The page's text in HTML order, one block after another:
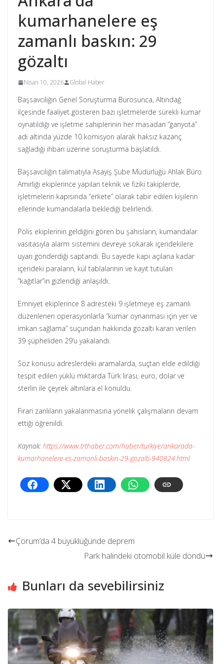
kumarhanelere eş
zamanlı baskın: 29
gözaltı
Nisan 10, 2026 Global Haber
Başsavcılığın Genel Soruşturma Bürosunca, Altındağ
ilçesinde faaliyet gösteren bazı işletmelerde sürekli kumar
oynatıldığı ve işletme sahiplerinin her masadan “ganyota”
adı altında yüzde 10 komisyon alarak haksız kazanç
sağladığı ihbarı üzerine soruşturma başlatıldı.
Başsavcılığın talimatıyla Asayiş Şube Müdürlüğü Ahlak Büro
Amirliği ekiplerince yapılan teknik ve fiziki takiplerde,
işletmelerin kapısında “erkete” olarak tabir edilen kişilerin
ellerinde kumandalarla beklediği belirlendi.
Polis ekiplerinin geldiğini gören bu şahısların, kumandalar
vasıtasıyla alarm sistemini devreye sokarak içeridekilere
uyarı gönderdiği saptandı. Bu sayede kapı açılana kadar
içerideki paraların, kül tablalarının ve kayıt tutulan
“kağıtlar”ın gizlendiği anlaşıldı.
Emniyet ekiplerince 8 adresteki 9 işletmeye eş zamanlı
düzenlenen operasyonlarla “kumar oynanması için yer ve
imkan sağlama” suçundan hakkında gözaltı kararı verilen
39 şüpheliden 29’u yakalandı.
Söz konusu adreslerdeki aramalarda, suçtan elde edildiği
tespit edilen yüklü miktarda Türk lirası, euro, dolar ve
sterlin ile çeyrek altınlara el konuldu.
Firari zanlıların yakalanmasına yönelik çalışmaların devam
ettiği öğrenildi.
Kaynak: https://www.trthaber.com/haber/turkiye/ankarada-
kumarhanelere-es-zamanli-baskin-29-gozalti-940824.html
Çorum’da 4 büyüklüğünde deprem
Park halindeki otomobil küle döndü
Bunları da sevebilirsiniz